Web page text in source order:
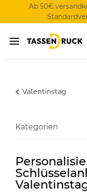
Ab 50€
Valentinstag
Kategorien